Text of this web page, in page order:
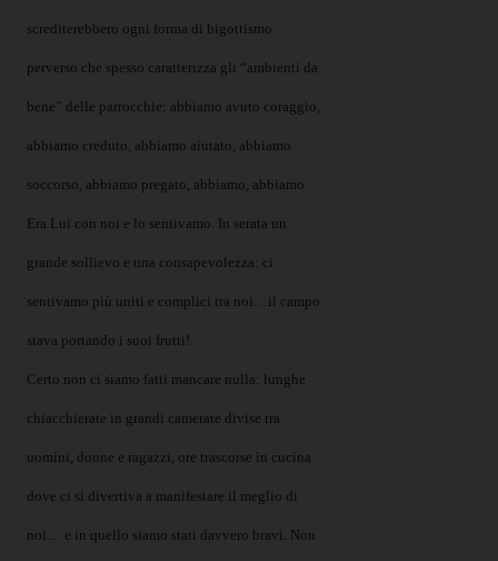
screditerebbero ogni forma di bigottismo
perverso che spesso caratterizza gli “ambienti da
bene” delle parrocchie: abbiamo avuto coraggio,
abbiamo creduto, abbiamo aiutato, abbiamo
soccorso, abbiamo pregato, abbiamo, abbiamo.
Era Lui con noi e lo sentivamo. In serata un
grande sollievo e una consapevolezza: ci
sentivamo più uniti e complici tra noi…il campo
stava portando i suoi frutti!
Certo non ci siamo fatti mancare nulla: lunghe
chiacchierate in grandi camerate divise tra
uomini, donne e ragazzi, ore trascorse in cucina
dove ci si divertiva a manifestare il meglio di
noi… e in quello siamo stati davvero bravi. Non